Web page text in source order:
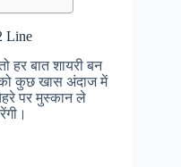
Line
हर बात शायरी बन
को कुछ खास अंदाज में
पर मुस्कान ले